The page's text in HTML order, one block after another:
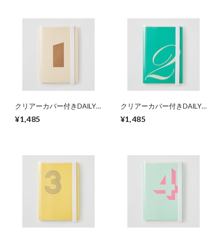
クリアーカバー付きDAILY
NOTE 「1」
¥1,485
クリアーカバー付きDAILY
NOTE 「2」
¥1,485